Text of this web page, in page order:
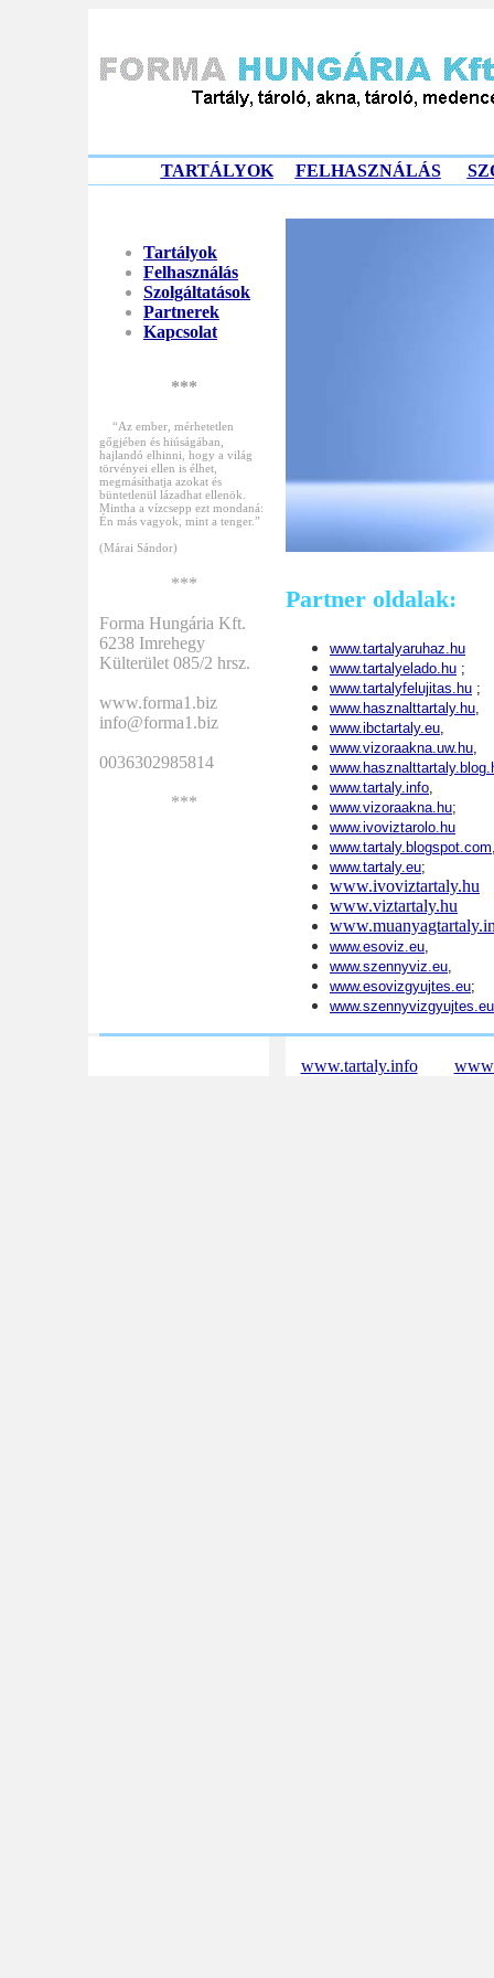
TARTÁLYOK FELHASZNÁLÁS
Tartályok
Felhasználás
Szolgáltatások
Partnerek
Kapcsolat
***
“Az ember, mérhetetlen
gőgjében és hiúságában,
hajlandó elhinni, hogy a világ
törvényei ellen is élhet,
megmásíthatja azokat és
büntetlenül lázadhat ellenök.
Mintha a vízcsepp ezt mondaná:
Én más vagyok, mint a tenger.”
(Márai Sándor)
***
Forma Hungária Kft.
6238 Imrehegy
Külterület 085/2 hrsz.
www.forma1.biz
info@forma1.biz
0036302985814
***
Partner oldalak:
www.tartalyaruhaz.hu
www.tartalyelado.hu ;
www.tartalyfelujitas.hu ;
www.hasznalttartaly.hu
www.ibctartaly.eu
www.vizoraakna.uw.hu
www.tartaly.info
www.vizoraakna.hu;
www.ivoviztarolo.hu
www.tartaly.blogspot.com
www.tartaly.eu;
www.ivoviztartaly.hu
www.viztartaly.hu
www.esoviz.eu
www.szennyviz.eu
www.esovizgyujtes.eu;
www.szennyvizgyujtes.eu
www.tartaly.info